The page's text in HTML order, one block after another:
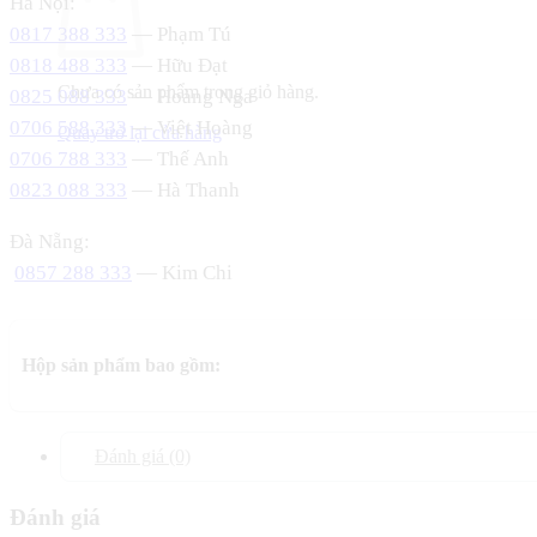
Chưa có sản phẩm trong giỏ hàng.
Quay trở lại cửa hàng
0817 388 333
— Phạm Tú
0818 488 333
— Hữu Đạt
0825 088 333— Hoàng Nga
0706 588 333 — Việt Hoàng
0706 788 333
— Thế Anh
0823 088 333
— Hà Thanh
Đà Nẵng:
0857 288 333
— Kim Chi
Hộp sản phẩm bao gồm:
Đánh giá